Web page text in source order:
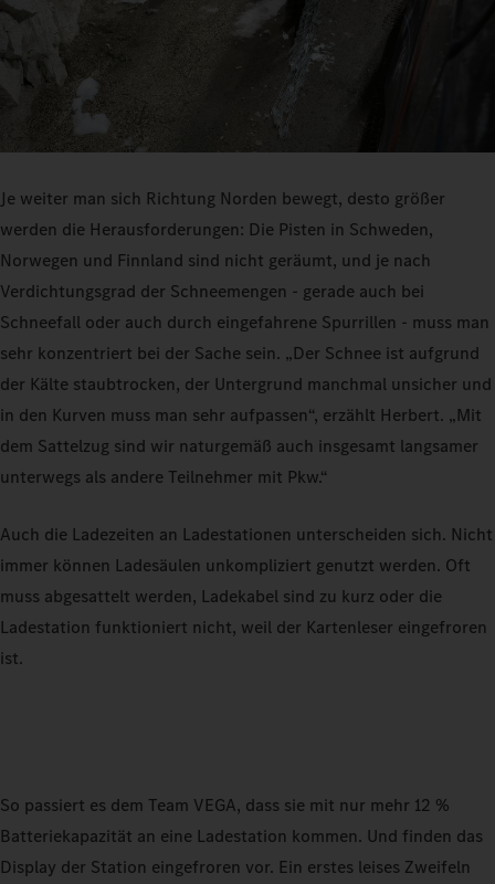
Je weiter man sich Richtung Norden bewegt, desto größer
werden die Herausforderungen: Die Pisten in Schweden,
Norwegen und Finnland sind nicht geräumt, und je nach
Verdichtungsgrad der Schneemengen - gerade auch bei
Schneefall oder auch durch eingefahrene Spurrillen - muss man
sehr konzentriert bei der Sache sein. „Der Schnee ist aufgrund
der Kälte staubtrocken, der Untergrund manchmal unsicher und
in den Kurven muss man sehr aufpassen“, erzählt Herbert. „Mit
dem Sattelzug sind wir naturgemäß auch insgesamt langsamer
unterwegs als andere Teilnehmer mit Pkw.“
Auch die Ladezeiten an Ladestationen unterscheiden sich. Nicht
immer können Ladesäulen unkompliziert genutzt werden. Oft
muss abgesattelt werden, Ladekabel sind zu kurz oder die
Ladestation funktioniert nicht, weil der Kartenleser eingefroren
ist.
So passiert es dem Team VEGA, dass sie mit nur mehr 12 %
Batteriekapazität an eine Ladestation kommen. Und finden das
Display der Station eingefroren vor. Ein erstes leises Zweifeln